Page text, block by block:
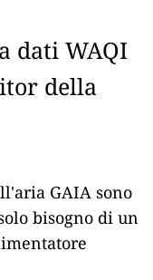
dati WAQI
della
GAIA sono
bisogno di un